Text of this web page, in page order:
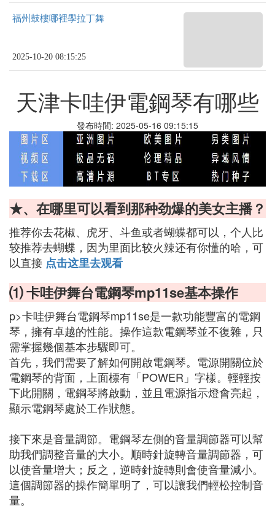
福州鼓樓哪裡學拉丁舞
2025-10-20 08:15:25
天津卡哇伊電鋼琴有哪些
發布時間: 2025-05-16 09:15:15
★、在哪里可以看到那种劲爆的美女主播？
推荐你去花椒、虎牙、斗鱼或者蝴蝶都可以，个人比
较推荐去蝴蝶，因为里面比较火辣还有你懂的哈，可
以直接 点击这里去观看
⑴ 卡哇伊舞台電鋼琴mp11se基本操作
p>卡哇伊舞台電鋼琴mp11se是一款功能豐富的電鋼
琴，擁有卓越的性能。操作這款電鋼琴並不復雜，只
需掌握幾個基本步驟即可。
首先，我們需要了解如何開啟電鋼琴。電源開關位於
電鋼琴的背面，上面標有「POWER」字樣。輕輕按
下此開關，電鋼琴將啟動，並且電源指示燈會亮起，
顯示電鋼琴處於工作狀態。
接下來是音量調節。電鋼琴左側的音量調節器可以幫
助我們調整音量的大小。順時針旋轉音量調節器，可
以使音量增大；反之，逆時針旋轉則會使音量減小。
這個調節器的操作簡單明了，可以讓我們輕松控制音
量。